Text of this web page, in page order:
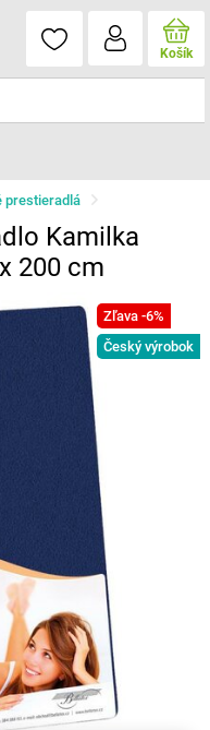
Košík
prestieradlá
Kamilka
200 cm
Zľava -6%
Český výrobok